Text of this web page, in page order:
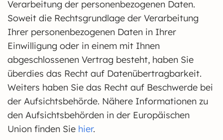
Verarbeitung der personenbezogenen Daten.
Soweit die Rechtsgrundlage der Verarbeitung
Ihrer personenbezogenen Daten in Ihrer
Einwilligung oder in einem mit Ihnen
abgeschlossenen Vertrag besteht, haben Sie
überdies das Recht auf Datenübertragbarkeit.
Weiters haben Sie das Recht auf Beschwerde bei
der Aufsichtsbehörde. Nähere Informationen zu
den Aufsichtsbehörden in der Europäischen
Union finden Sie hier.